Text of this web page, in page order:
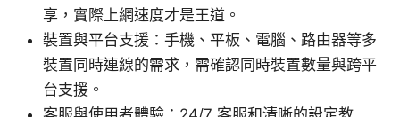
享，實際上網速度才是王道。
裝置與平台支援：手機、平板、電腦、路由器等多
裝置同時連線的需求，需確認同時裝置數量與跨平
台支援。